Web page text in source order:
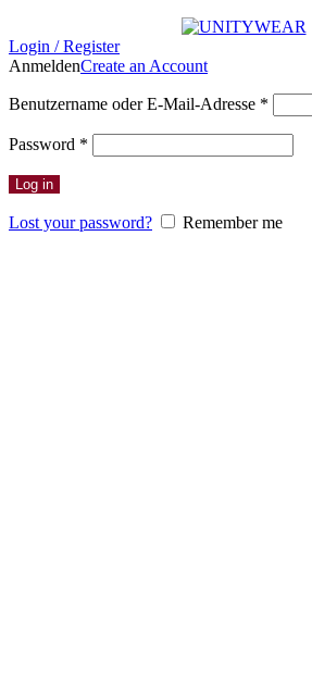
Login / Register
AnmeldenCreate an Account
Benutzername oder E-Mail-Adresse *
Password *
Log in
Lost your password? Remember me